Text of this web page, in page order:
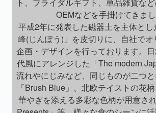
OEMなどを手掛けてきまし
平成2年に発表した磁器土を主体と
峰(じんぽう)」を皮切りに、自社で
企画・デザインを行っております。
代風にアレンジした「The modern
流れやにじみなど、同じものが二つ
「Brush Blue」、北欧テイストの花
華やぎを添える多彩な色柄が用意さ